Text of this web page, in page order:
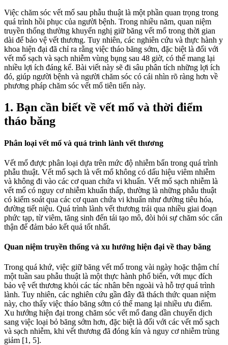
Việc chăm sóc vết mổ sau phẫu thuật là một phần quan trọng trong
quá trình hồi phục của người bệnh. Trong nhiều năm, quan niệm
truyền thống thường khuyến nghị giữ băng vết mổ trong thời gian
dài để bảo vệ vết thương. Tuy nhiên, các nghiên cứu và thực hành y
khoa hiện đại đã chỉ ra rằng việc tháo băng sớm, đặc biệt là đối với
vết mổ sạch và sạch nhiễm vùng bụng sau 48 giờ, có thể mang lại
nhiều lợi ích đáng kể. Bài viết này sẽ đi sâu phân tích những lợi ích
đó, giúp người bệnh và người chăm sóc có cái nhìn rõ ràng hơn về
phương pháp chăm sóc vết mổ tiên tiến này.
1. Bạn cần biết về vết mổ và thời điểm
tháo băng
Phân loại vết mổ và quá trình lành vết thương
Vết mổ được phân loại dựa trên mức độ nhiễm bẩn trong quá trình
phẫu thuật. Vết mổ sạch là vết mổ không có dấu hiệu viêm nhiễm
và không đi vào các cơ quan chứa vi khuẩn. Vết mổ sạch nhiễm là
vết mổ có nguy cơ nhiễm khuẩn thấp, thường là những phẫu thuật
có kiểm soát qua các cơ quan chứa vi khuẩn như đường tiêu hóa,
đường tiết niệu. Quá trình lành vết thương trải qua nhiều giai đoạn
phức tạp, từ viêm, tăng sinh đến tái tạo mô, đòi hỏi sự chăm sóc cẩn
thận để đảm bảo kết quả tốt nhất.
Quan niệm truyền thống và xu hướng hiện đại về thay băng
Trong quá khứ, việc giữ băng vết mổ trong vài ngày hoặc thậm chí
một tuần sau phẫu thuật là một thực hành phổ biến, với mục đích
bảo vệ vết thương khỏi các tác nhân bên ngoài và hỗ trợ quá trình
lành. Tuy nhiên, các nghiên cứu gần đây đã thách thức quan niệm
này, cho thấy việc tháo băng sớm có thể mang lại nhiều ưu điểm.
Xu hướng hiện đại trong chăm sóc vết mổ đang dần chuyển dịch
sang việc loại bỏ băng sớm hơn, đặc biệt là đối với các vết mổ sạch
và sạch nhiễm, khi vết thương đã đóng kín và nguy cơ nhiễm trùng
giảm [1, 5].